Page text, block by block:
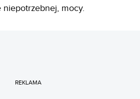
niepotrzebnej, mocy.
REKLAMA